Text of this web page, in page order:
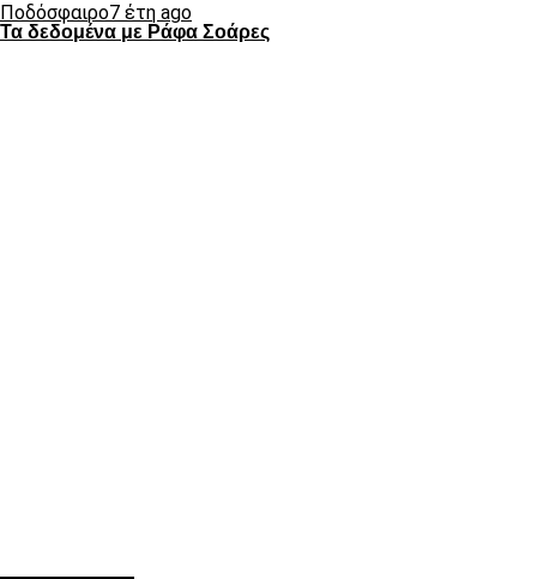
Ποδόσφαιρο7 έτη ago
Τα δεδομένα με Ράφα Σοάρες